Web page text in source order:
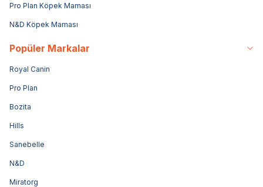
Pro Plan Köpek Maması
N&D Köpek Maması
Popüler Markalar
Royal Canin
Pro Plan
Bozita
Hills
Sanebelle
N&D
Miratorg